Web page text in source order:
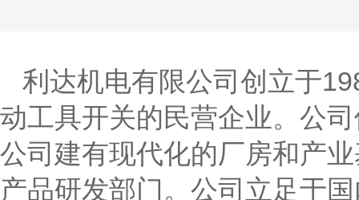
利达机电有限公司创立于
动工具开关的民营企业。公
公司建有现代化的厂房和产
产品研发部门。公司立足于